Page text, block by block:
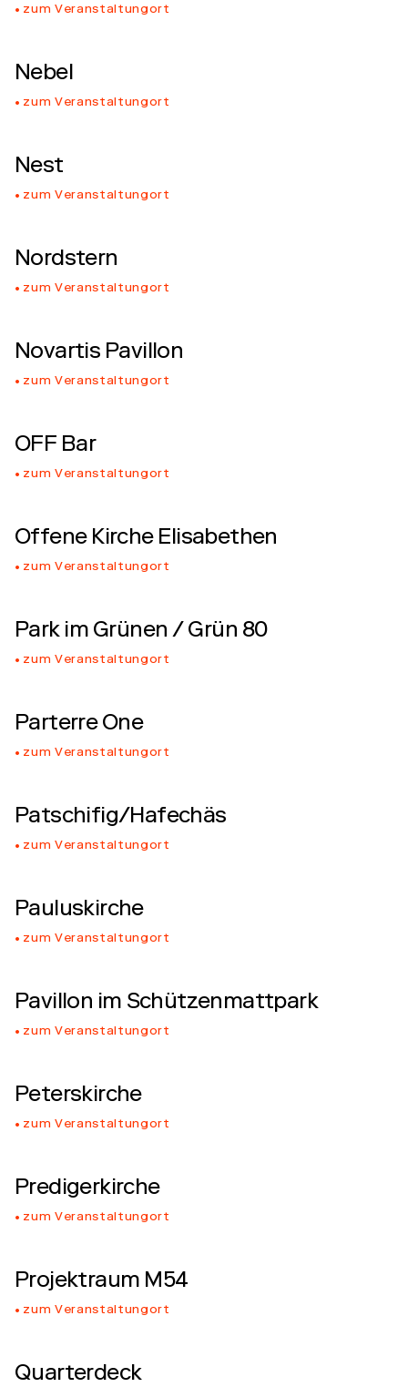
zum Veranstaltungort
Nebel
zum Veranstaltungort
Nest
zum Veranstaltungort
Nordstern
zum Veranstaltungort
Novartis Pavillon
zum Veranstaltungort
OFF Bar
zum Veranstaltungort
Offene Kirche Elisabethen
zum Veranstaltungort
Park im Grünen / Grün 80
zum Veranstaltungort
Parterre One
zum Veranstaltungort
Patschifig/Hafechäs
zum Veranstaltungort
Pauluskirche
zum Veranstaltungort
Pavillon im Schützenmattpark
zum Veranstaltungort
Peterskirche
zum Veranstaltungort
Predigerkirche
zum Veranstaltungort
Projektraum M54
zum Veranstaltungort
Quarterdeck